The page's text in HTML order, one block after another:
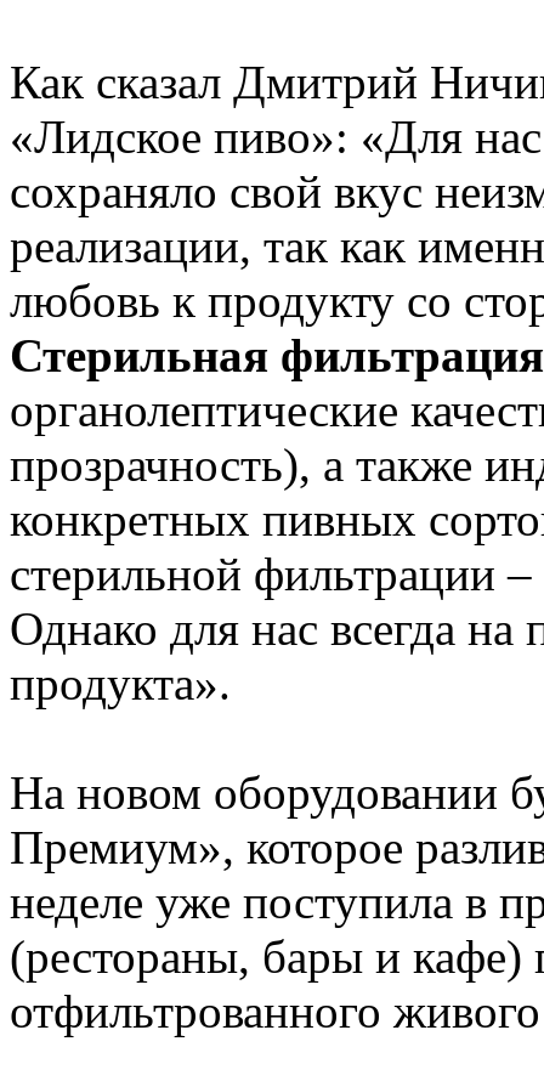
Как сказал Дмитрий
«Лидское пиво»: «Для
сохраняло свой вкус
реализации, так как
любовь к продукту со
Стерильная
органолептические
прозрачность), а также
конкретных пивных
стерильной фильтрации
Однако для нас всегда на
продукта».
На новом оборудовании
Премиум», которое
неделе уже поступила в
(рестораны, бары и кафе)
отфильтрованного